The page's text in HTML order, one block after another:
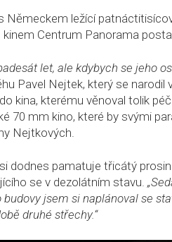
Německem ležící
Centrum Panorama
let, ale kdybych se jeho
Pavel Nejtek, který se
kina, kterému věnoval tolik
70 mm kino, které by svými
Nejtkových.
dodnes pamatuje třicátý
se v dezolátním stavu.
budovy jsem si naplánoval se
druhé střechy.“